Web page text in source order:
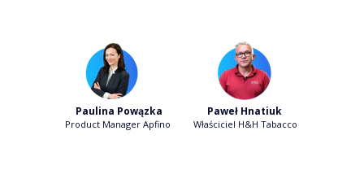
Paulina Powązka
Product Manager Apfino
Paweł Hnatiuk
Właściciel H&H Tabacco